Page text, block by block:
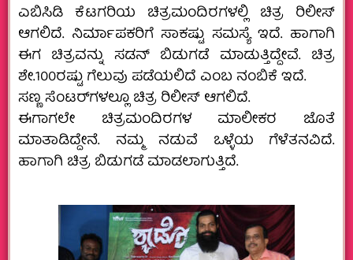
ಎಬಿಸಿಡಿ ಕೆಟಗರಿಯ ಚಿತ್ರಮಂದಿರಗಳಲ್ಲಿ ಚಿತ್ರ ರಿಲೀಸ್‌
ಆಗಲಿದೆ. ನಿರ್ಮಾಪಕರಿಗೆ ಸಾಕಷ್ಟು ಸಮಸ್ಯೆ ಇದೆ. ಹಾಗಾಗಿ
ಈಗ ಚಿತ್ರವನ್ನು ಸಡನ್ ಬಿಡುಗಡೆ ಮಾಡುತ್ತಿದ್ದೇವೆ. ಚಿತ್ರ
ಶೇ.100ರಷ್ಟು ಗೆಲುವು ಪಡೆಯಲಿದೆ ಎಂಬ ನಂಬಿಕೆ ಇದೆ.
ಸಣ್ಣ ಸೆಂಟರ್‌ಗಳಲ್ಲೂ ಚಿತ್ರ ರಿಲೀಸ್ ಆಗಲಿದೆ.
ಈಗಾಗಲೇ ಚಿತ್ರಮಂದಿರಗಳ ಮಾಲೀಕರ ಜೊತೆ
ಮಾತಾಡಿದ್ದೇನೆ. ನಮ್ಮ ನಡುವೆ ಒಳ್ಳೆಯ ಗೆಳೆತನವಿದೆ.
ಹಾಗಾಗಿ ಚಿತ್ರ ಬಿಡುಗಡೆ ಮಾಡಲಾಗುತ್ತಿದೆ.